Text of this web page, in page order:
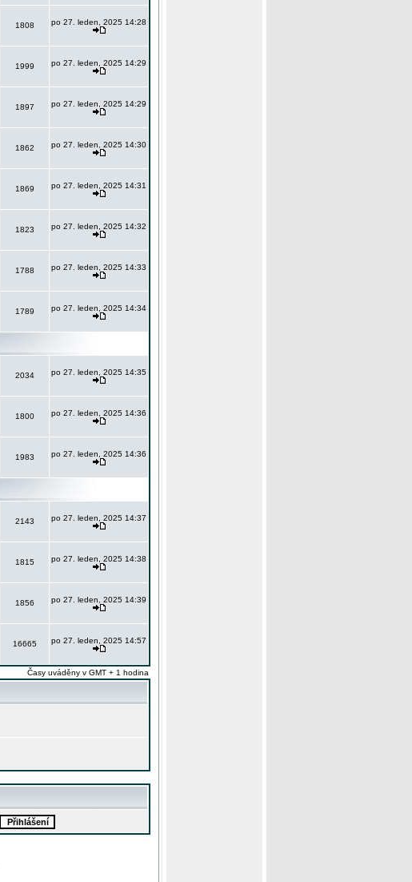
1808 po 27. leden, 2025 14:28
1999 po 27. leden, 2025 14:29
1897 po 27. leden, 2025 14:29
1862 po 27. leden, 2025 14:30
1869 po 27. leden, 2025 14:31
1823 po 27. leden, 2025 14:32
1788 po 27. leden, 2025 14:33
1789 po 27. leden, 2025 14:34
2034 po 27. leden, 2025 14:35
1800 po 27. leden, 2025 14:36
1983 po 27. leden, 2025 14:36
2143 po 27. leden, 2025 14:37
1815 po 27. leden, 2025 14:38
1856 po 27. leden, 2025 14:39
16665 po 27. leden, 2025 14:57
Časy uváděny v GMT + 1 hodina